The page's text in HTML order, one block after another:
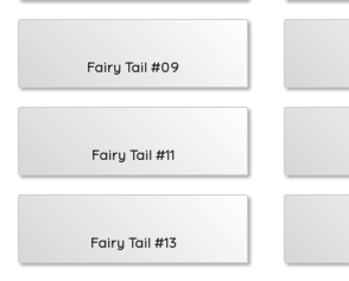
Fairy Tail #09
Fairy Tail #11
Fairy Tail #13